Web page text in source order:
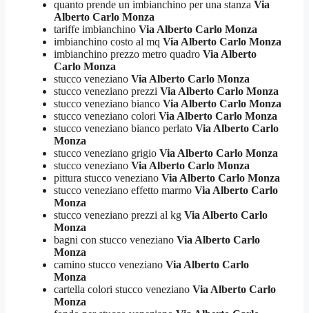
quanto prende un imbianchino per una stanza Via
Alberto Carlo Monza
tariffe imbianchino Via Alberto Carlo Monza
imbianchino costo al mq Via Alberto Carlo Monza
imbianchino prezzo metro quadro Via Alberto
Carlo Monza
stucco veneziano Via Alberto Carlo Monza
stucco veneziano prezzi Via Alberto Carlo Monza
stucco veneziano bianco Via Alberto Carlo Monza
stucco veneziano colori Via Alberto Carlo Monza
stucco veneziano bianco perlato Via Alberto Carlo
Monza
stucco veneziano grigio Via Alberto Carlo Monza
stucco veneziano Via Alberto Carlo Monza
pittura stucco veneziano Via Alberto Carlo Monza
stucco veneziano effetto marmo Via Alberto Carlo
Monza
stucco veneziano prezzi al kg Via Alberto Carlo
Monza
bagni con stucco veneziano Via Alberto Carlo
Monza
camino stucco veneziano Via Alberto Carlo
Monza
cartella colori stucco veneziano Via Alberto Carlo
Monza